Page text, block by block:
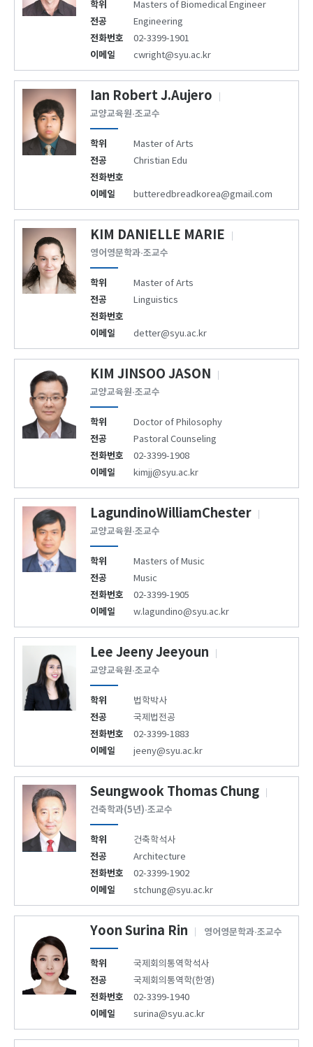
학위 Masters of Biomedical Engineer
전공 Engineering
전화번호 02-3399-1901
이메일 cwright@syu.ac.kr
Ian Robert J.Aujero
교양교육원·조교수
학위 Master of Arts
전공 Christian Edu
전화번호
이메일
butteredbreadkorea@gmail.com
KIM DANIELLE MARIE
영어영문학과·조교수
학위 Master of Arts
전공 Linguistics
전화번호
이메일
detter@syu.ac.kr
KIM JINSOO JASON
교양교육원·조교수
학위 Doctor of Philosophy
전공 Pastoral Counseling
전화번호 02-3399-1908
이메일 kimjj@syu.ac.kr
LagundinoWilliamChester
교양교육원·조교수
학위 Masters of Music
전공 Music
전화번호 02-3399-1905
이메일 w.lagundino@syu.ac.kr
Lee Jeeny Jeeyoun
교양교육원·조교수
학위 법학박사
전공 국제법전공
전화번호 02-3399-1883
이메일 jeeny@syu.ac.kr
Seungwook Thomas Chung
건축학과(5년)·조교수
학위 건축학석사
전공 Architecture
전화번호 02-3399-1902
이메일 stchung@syu.ac.kr
Yoon Surina Rin 영어영문학과·조교수
학위 국제회의통역학석사
전공 국제회의통역학(한영)
전화번호 02-3399-1940
이메일 surina@syu.ac.kr